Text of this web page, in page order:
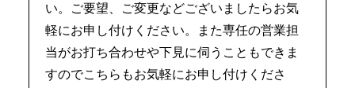
い。ご要望、ご変更などございましたらお気
軽にお申し付けください。また専任の営業担
当がお打ち合わせや下見に伺うこともできま
すのでこちらもお気軽にお申し付けくださ